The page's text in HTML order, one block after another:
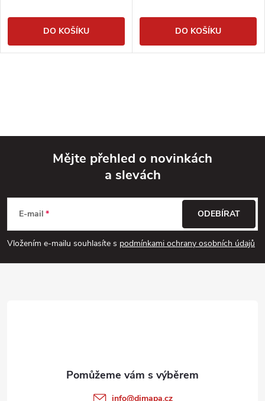
DO KOŠÍKU DO KOŠÍKU
p
a
Mějte přehled o novinkách
a slevách
E-mail
Vložením e-mailu souhlasíte s podmínkami ochrany osobních údajů
ODEBÍRAT
info@dimapa.cz